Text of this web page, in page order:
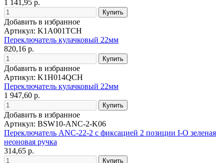
1 141,95 р.
Добавить в избранное
Артикул: K1A001TCH
Переключатель кулачковый 22мм
820,16 р.
Добавить в избранное
Артикул: K1H014QCH
Переключатель кулачковый 22мм
1 947,60 р.
Добавить в избранное
Артикул: BSW10-ANC-2-K06
Переключатель ANC-22-2 с фиксацией 2 позиции I-O зеленая
неоновая ручка
314,65 р.